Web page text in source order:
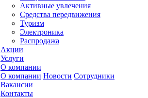
Активные увлечения
Средства передвижения
Туризм
Электроника
Распродажа
Акции
Услуги
О компании
О компании Новости Сотрудники
Вакансии
Контакты